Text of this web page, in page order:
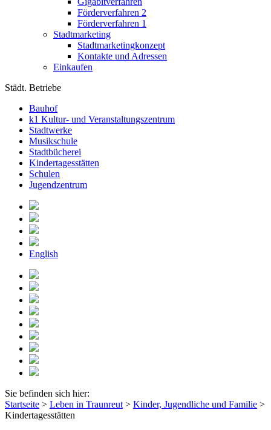
Förderverfahren 2
Förderverfahren 1
Stadtmarketing
Stadtmarketingkonzept
Kontakte und Adressen
Einkaufen
Städt. Betriebe
Bauhof
k1 Kultur- und Veranstaltungszentrum
Stadtwerke
Musikschule
Stadtbücherei
Kindertagesstätten
Schulen
Jugendzentrum
English
Sie befinden sich hier:
Startseite > Leben in Traunreut > Kinder, Jugendliche und Familie >
Kindertagesstätten